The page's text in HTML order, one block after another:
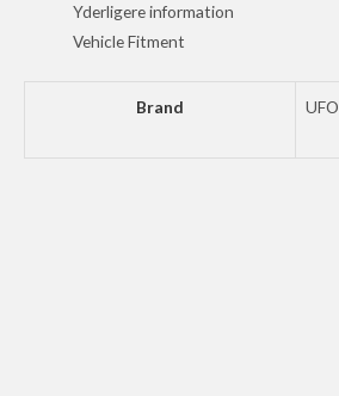
Yderligere information
Vehicle Fitment
Brand UFO